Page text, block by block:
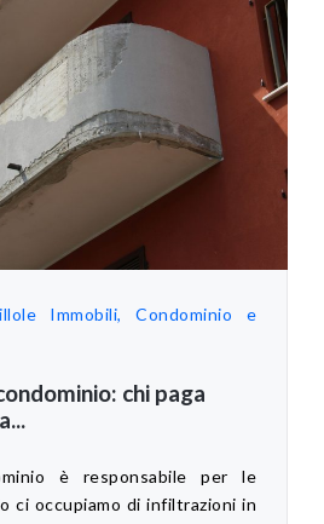
Immobili, Condominio e
chi paga
è responsabile per le
ci occupiamo di infiltrazioni in